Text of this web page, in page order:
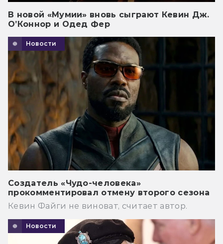
В новой «Мумии» вновь сыграют Кевин Дж.
О’Коннор и Одед Фер
Новости
Создатель «Чудо-человека»
прокомментировал отмену второго сезона
Кевин Файги не виноват, считает автор.
Новости